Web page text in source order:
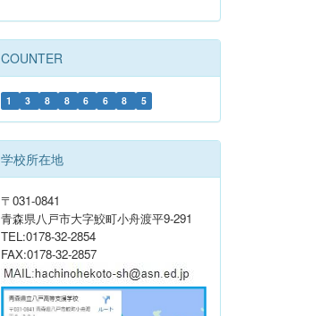
COUNTER
1 3 8 8 6 6 8 5
学校所在地
〒031-0841
青森県八戸市大字鮫町小舟渡平9-291
TEL:0178-32-2854
FAX:0178-32-2857